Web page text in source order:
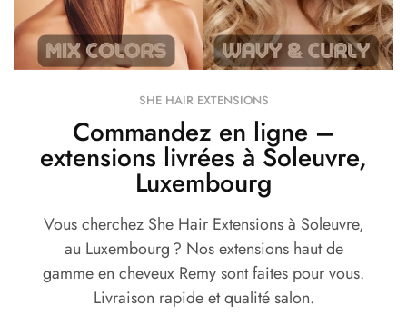
SHE HAIR EXTENSIONS
Commandez en ligne –
extensions livrées à Soleuvre,
Luxembourg
Vous cherchez She Hair Extensions à Soleuvre,
au Luxembourg ? Nos extensions haut de
gamme en cheveux Remy sont faites pour vous.
Livraison rapide et qualité salon.